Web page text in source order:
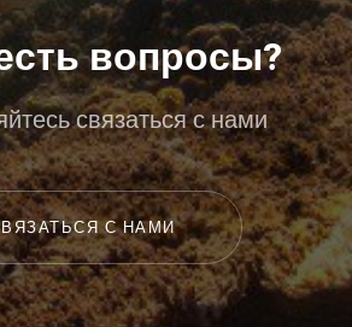
вопросы?
связаться с нами
С НАМИ